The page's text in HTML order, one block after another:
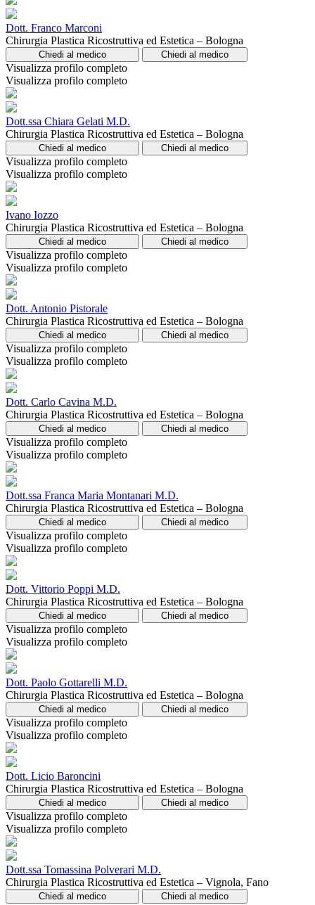
Dott. Franco Marconi
Chirurgia Plastica Ricostruttiva ed Estetica – Bologna
Chiedi al medico Chiedi al medico
Visualizza profilo completo
Visualizza profilo completo
Dott.ssa Chiara Gelati M.D.
Chirurgia Plastica Ricostruttiva ed Estetica – Bologna
Chiedi al medico Chiedi al medico
Visualizza profilo completo
Visualizza profilo completo
Ivano Iozzo
Chirurgia Plastica Ricostruttiva ed Estetica – Bologna
Chiedi al medico Chiedi al medico
Visualizza profilo completo
Visualizza profilo completo
Dott. Antonio Pistorale
Chirurgia Plastica Ricostruttiva ed Estetica – Bologna
Chiedi al medico Chiedi al medico
Visualizza profilo completo
Visualizza profilo completo
Dott. Carlo Cavina M.D.
Chirurgia Plastica Ricostruttiva ed Estetica – Bologna
Chiedi al medico Chiedi al medico
Visualizza profilo completo
Visualizza profilo completo
Dott.ssa Franca Maria Montanari M.D.
Chirurgia Plastica Ricostruttiva ed Estetica – Bologna
Chiedi al medico Chiedi al medico
Visualizza profilo completo
Visualizza profilo completo
Dott. Vittorio Poppi M.D.
Chirurgia Plastica Ricostruttiva ed Estetica – Bologna
Chiedi al medico Chiedi al medico
Visualizza profilo completo
Visualizza profilo completo
Dott. Paolo Gottarelli M.D.
Chirurgia Plastica Ricostruttiva ed Estetica – Bologna
Chiedi al medico Chiedi al medico
Visualizza profilo completo
Visualizza profilo completo
Dott. Licio Baroncini
Chirurgia Plastica Ricostruttiva ed Estetica – Bologna
Chiedi al medico Chiedi al medico
Visualizza profilo completo
Visualizza profilo completo
Dott.ssa Tomassina Polverari M.D.
Chirurgia Plastica Ricostruttiva ed Estetica – Vignola, Fano
Chiedi al medico Chiedi al medico